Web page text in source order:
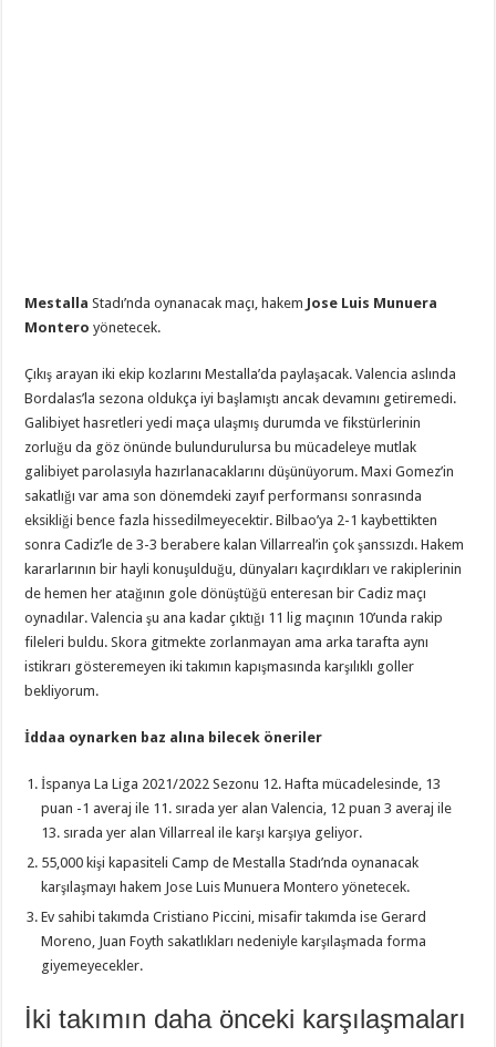
Mestalla Stadı’nda oynanacak maçı, hakem Jose Luis Munuera
Montero yönetecek.
Çıkış arayan iki ekip kozlarını Mestalla’da paylaşacak. Valencia aslında
Bordalas’la sezona oldukça iyi başlamıştı ancak devamını getiremedi.
Galibiyet hasretleri yedi maça ulaşmış durumda ve fikstürlerinin
zorluğu da göz önünde bulundurulursa bu mücadeleye mutlak
galibiyet parolasıyla hazırlanacaklarını düşünüyorum. Maxi Gomez’in
sakatlığı var ama son dönemdeki zayıf performansı sonrasında
eksikliği bence fazla hissedilmeyecektir. Bilbao’ya 2-1 kaybettikten
sonra Cadiz’le de 3-3 berabere kalan Villarreal’in çok şanssızdı. Hakem
kararlarının bir hayli konuşulduğu, dünyaları kaçırdıkları ve rakiplerinin
de hemen her atağının gole dönüştüğü enteresan bir Cadiz maçı
oynadılar. Valencia şu ana kadar çıktığı 11 lig maçının 10’unda rakip
fileleri buldu. Skora gitmekte zorlanmayan ama arka tarafta aynı
istikrarı gösteremeyen iki takımın kapışmasında karşılıklı goller
bekliyorum.
İddaa oynarken baz alına bilecek öneriler
İspanya La Liga 2021/2022 Sezonu 12. Hafta mücadelesinde, 13
puan -1 averaj ile 11. sırada yer alan Valencia, 12 puan 3 averaj ile
13. sırada yer alan Villarreal ile karşı karşıya geliyor.
55,000 kişi kapasiteli Camp de Mestalla Stadı’nda oynanacak
karşılaşmayı hakem Jose Luis Munuera Montero yönetecek.
Ev sahibi takımda Cristiano Piccini, misafir takımda ise Gerard
Moreno, Juan Foyth sakatlıkları nedeniyle karşılaşmada forma
giyemeyecekler.
İki takımın daha önceki karşılaşmaları